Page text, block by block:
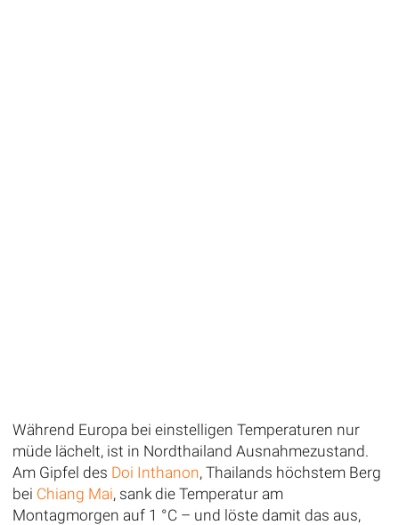
Während Europa bei einstelligen Temperaturen nur
müde lächelt, ist in Nordthailand Ausnahmezustand.
Am Gipfel des Doi Inthanon, Thailands höchstem Berg
bei Chiang Mai, sank die Temperatur am
Montagmorgen auf 1 °C – und löste damit das aus,